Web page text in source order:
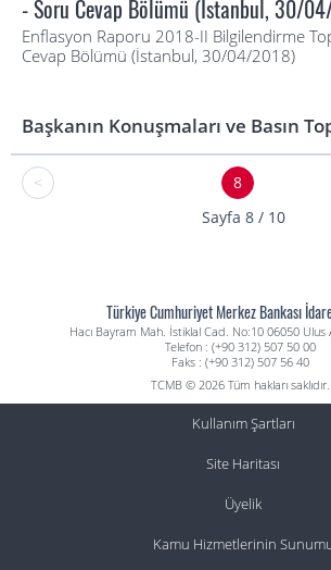
- Soru Cevap Bölümü (İstanbul, 30/
Enflasyon Raporu 2018-II Bilgilendirme
Cevap Bölümü (İstanbul, 30/04/2018)
Başkanın Konuşmaları ve Basın
< 8
Sayfa 8 / 10
Türkiye Cumhuriyet Merkez Bankası
Hacı Bayram Mah. İstiklal Cad. No:10 06050 Ulus
Telefon : (+90 312) 507 50 00
Faks : (+90 312) 507 56 40
TCMB © 2026 Tüm hakları saklıdır.
Kullanım Şartları
Site Haritası
Üyelik
Kamu Hizmetlerinin